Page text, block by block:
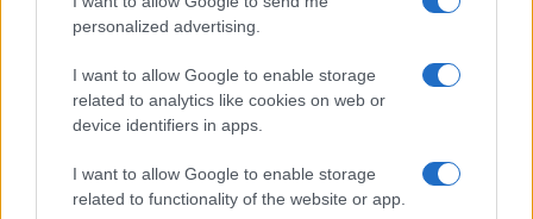
personalized advertising.
I want to allow Google to enable storage
related to analytics like cookies on web or
device identifiers in apps.
I want to allow Google to enable storage
related to functionality of the website or app.
Se avete le competenze per effettuare tali
valutazioni, cosa che non avete, potreste
selezionare e compraread esempio e sottolineo
ad esempio , azioni di società solide che sono
leader di settore, che hanno una storia